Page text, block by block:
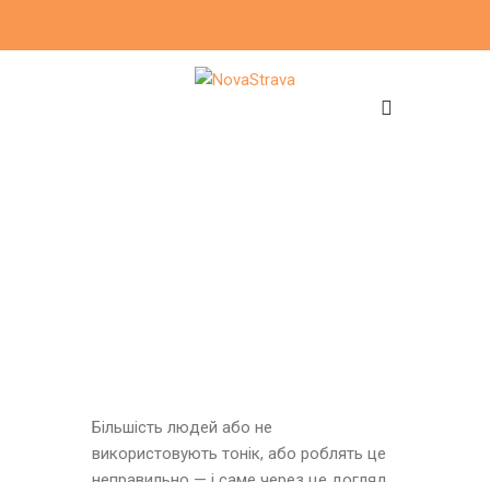
Більшість людей або не
використовують тонік, або роблять це